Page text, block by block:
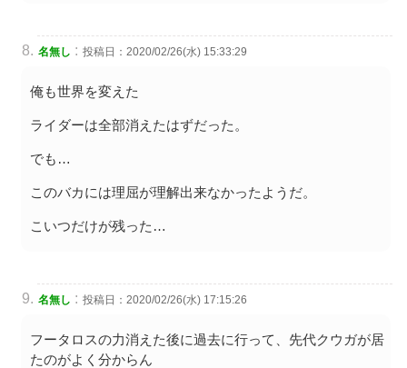
名無し : 投稿日：2020/02/26(水) 15:33:29
俺も世界を変えた
ライダーは全部消えたはずだった。
でも…
このバカには理屈が理解出来なかったようだ。
こいつだけが残った…
名無し : 投稿日：2020/02/26(水) 17:15:26
フータロスの力消えた後に過去に行って、先代クウガが居
たのがよく分からん